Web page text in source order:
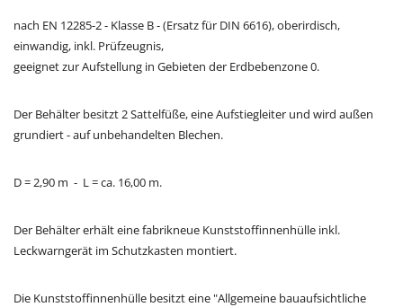
nach EN 12285-2 - Klasse B - (Ersatz für DIN 6616), oberirdisch,
einwandig, inkl. Prüfzeugnis,
geeignet zur Aufstellung in Gebieten der Erdbebenzone 0.
Der Behälter besitzt 2 Sattelfüße, eine Aufstiegleiter und wird außen
grundiert - auf unbehandelten Blechen.
D = 2,90 m - L = ca. 16,00 m.
Der Behälter erhält eine fabrikneue Kunststoffinnenhülle inkl.
Leckwarngerät im Schutzkasten montiert.
Die Kunststoffinnenhülle besitzt eine "Allgemeine bauaufsichtliche